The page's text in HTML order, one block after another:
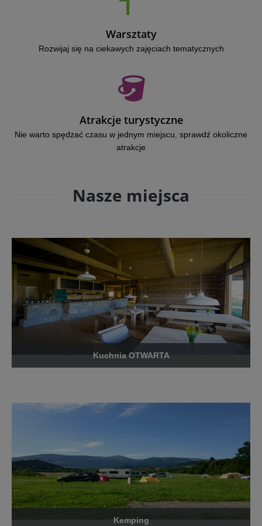
Warsztaty
Rozwijaj się na ciekawych zajęciach tematycznych
Atrakcje turystyczne
Nie warto spędzać czasu w jednym miejscu, sprawdź okoliczne
atrakcje
Nasze miejsca
Kuchnia OTWARTA
Kemping